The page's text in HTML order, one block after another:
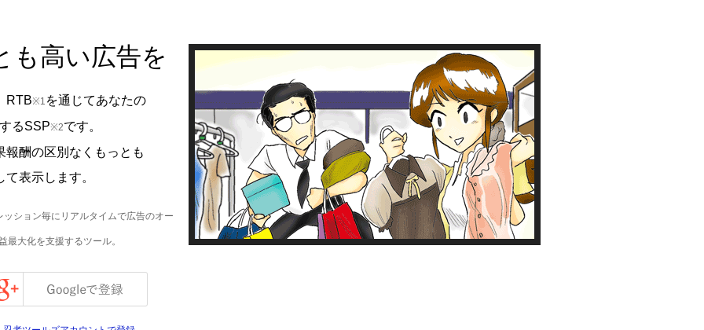
も高い広告を
RTB※1 を通じてあなたの
るSSP※2です。
報酬の区別なくもっとも
表示します。
ション毎にリアルタイムで広告のオー
大化を支援するツール。